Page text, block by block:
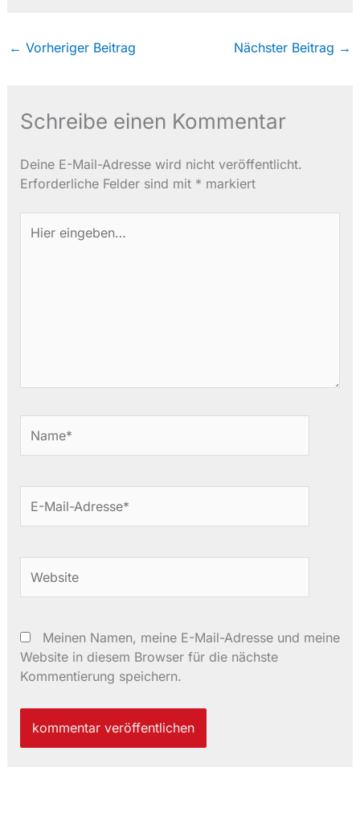
← Vorheriger Beitrag Nächster Beitrag →
Schreibe einen Kommentar
Deine E-Mail-Adresse wird nicht veröffentlicht.
Erforderliche Felder sind mit * markiert
eingeben…
Mail-
Meinen Namen, meine E-Mail-Adresse und meine
Website in diesem Browser für die nächste
Kommentierung speichern.